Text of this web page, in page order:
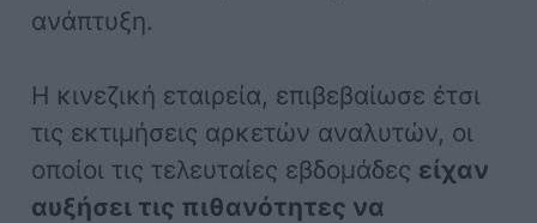
ανάπτυξη.
Η κινεζική εταιρεία, επιβεβαίωσε έτσι
τις εκτιμήσεις αρκετών αναλυτών, οι
οποίοι τις τελευταίες εβδομάδες είχαν
αυξήσει τις πιθανότητες να